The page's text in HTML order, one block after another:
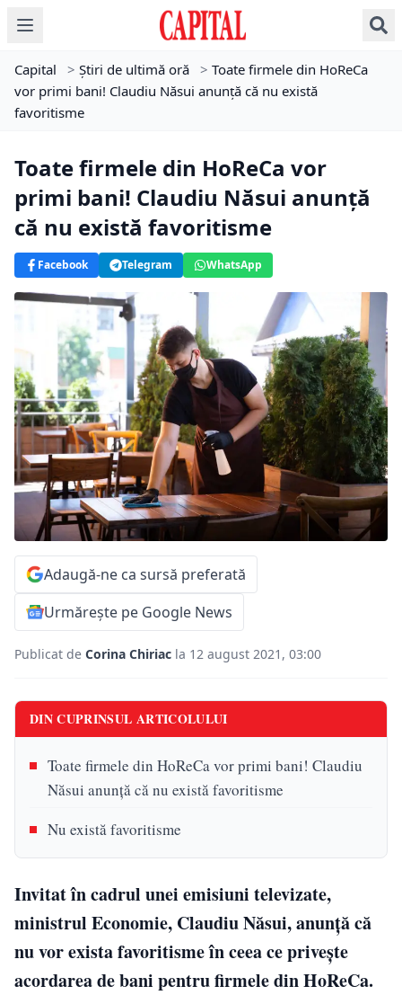
Capital > Știri de ultimă oră > Toate firmele din HoReCa
vor primi bani! Claudiu Năsui anunță că nu există
favoritisme
Toate firmele din HoReCa vor
primi bani! Claudiu Năsui anunță
că nu există favoritisme
Facebook Telegram WhatsApp
Adaugă-ne ca sursă preferată
Urmărește pe Google News
Publicat de Corina Chiriac la 12 august 2021, 03:00
DIN CUPRINSUL ARTICOLULUI
Toate firmele din HoReCa vor primi bani! Claudiu
Năsui anunță că nu există favoritisme
Nu există favoritisme
Invitat în cadrul unei emisiuni televizate,
ministrul Economie, Claudiu Năsui, anunță că
nu vor exista favoritisme în ceea ce privește
acordarea de bani pentru firmele din HoReCa.